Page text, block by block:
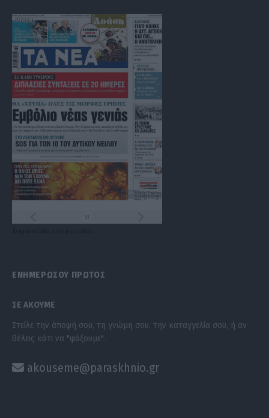
ΕΝΗΜΕΡΩΣΟΥ ΠΡΩΤΟΣ
ΣΕ ΑΚΟΥΜΕ
Στείλε την άποψή σου, τη γνώμη σου, την καταγγελία σου, ή αν
θέλεις κάτι να "ψάξουμε".
akouseme@paraskhnio.gr